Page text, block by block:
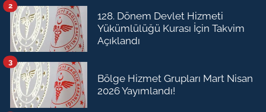
128. Dönem Devlet Hizmeti
Yükümlülüğü Kurası İçin Takvim
Açıklandı
2
Bölge Hizmet Grupları Mart Nisan
2026 Yayımlandı!
3